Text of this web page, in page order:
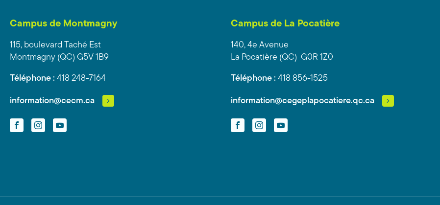
Campus de Montmagny
115, boulevard Taché Est
Montmagny (QC) G5V 1B9
Téléphone : 418 248-7164
information@cecm.ca
FacebookInstagramYouTube
Campus de La Pocatière
140, 4e Avenue
La Pocatière (QC) G0R 1Z0
Téléphone : 418 856-1525
information@cegeplapocatiere.qc.ca
FacebookInstagramYouTube